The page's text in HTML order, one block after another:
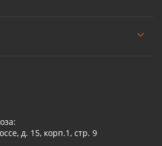
д. 15, корп.1, стр. 9